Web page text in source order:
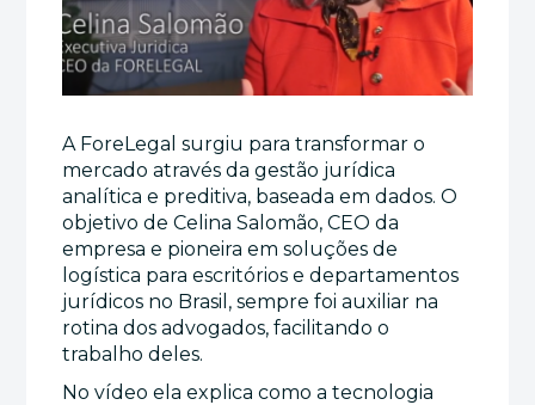
A ForeLegal surgiu para transformar o
mercado através da gestão jurídica
analítica e preditiva, baseada em dados. O
objetivo de Celina Salomão, CEO da
empresa e pioneira em soluções de
logística para escritórios e departamentos
jurídicos no Brasil, sempre foi auxiliar na
rotina dos advogados, facilitando o
trabalho deles.
No vídeo ela explica como a tecnologia